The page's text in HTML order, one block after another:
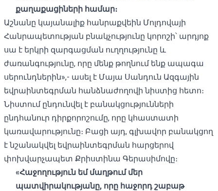
քաղաքացիների համար։
Աշնանը կայանալիք հանրաքվեին Մոլդովայի
Հանրապետության բնակչությունը կորոշի՝ արդյոք
սա է երկրի զարգացման ուղղությունը և
ժառանգությունը, որը մենք թողնում ենք ապագա
սերունդներին»,- ասել է Մայա Սանդուն Ազգային
եվրաինտեգրման հանձնաժողովի նիստից հետո։
Նիստում ընդունվել է բանակցությունների
ընդհանուր դիրքորոշումը, որը կհաստատի
կառավարությունը։ Բացի այդ, գլխավոր բանակցող
է նշանակվել եվրաինտեգրման հարցերով
փոխվարչապետ Քրիստինա Գերասիմովը։
«Հաջողություն եմ մաղթում մեր
պատվիրակությանը, որը հաջորդ շաբաթ